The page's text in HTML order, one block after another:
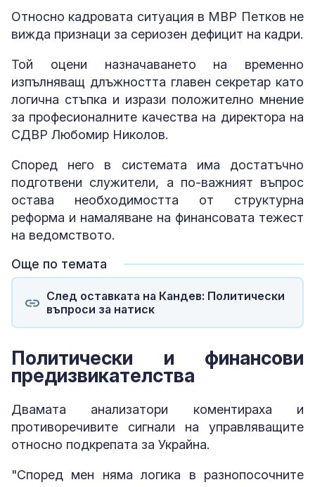
Относно кадровата ситуация в МВР Петков не
вижда признаци за сериозен дефицит на кадри.
Той оцени назначаването на временно
изпълняващ длъжността главен секретар като
логична стъпка и изрази положително мнение
за професионалните качества на директора на
СДВР Любомир Николов.
Според него в системата има достатъчно
подготвени служители, а по-важният въпрос
остава необходимостта от структурна
реформа и намаляване на финансовата тежест
на ведомството.
Още по темата
След оставката на Кандев: Политически
въпроси за натиск
Политически и финансови
предизвикателства
Двамата анализатори коментираха и
противоречивите сигнали на управляващите
относно подкрепата за Украйна.
"Според мен няма логика в разнопосочните